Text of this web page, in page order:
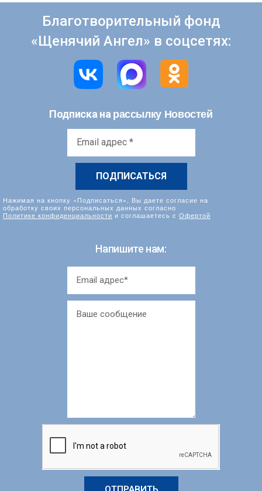
Благотворительный фонд
«Щенячий Ангел» в соцсетях:
Подписка на рассылку Новостей
Нажимая на кнопку «Подписаться», Вы даете согласие на
обработку своих персональных данных согласно
Политике конфиденциальности и соглашаетесь с Офертой
Напишите нам: